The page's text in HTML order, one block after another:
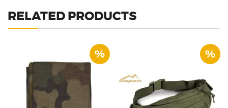
RELATED PRODUCTS
%
Handy map holder made of
Cordura.
%
High capacity, durable and
reliable bag made of Cordura